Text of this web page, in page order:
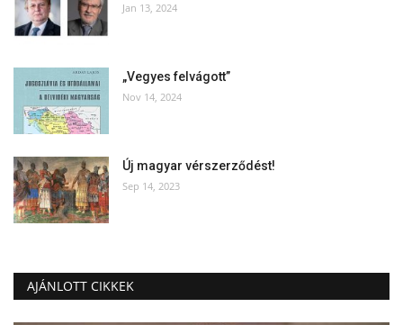
Jan 13, 2024
„Vegyes felvágott”
Nov 14, 2024
Új magyar vérszerződést!
Sep 14, 2023
AJÁNLOTT CIKKEK